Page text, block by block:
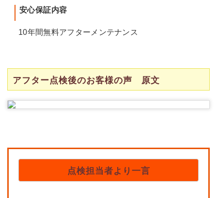
安心保証内容
10年間無料アフターメンテナンス
アフター点検後のお客様の声 原文
点検担当者より一言